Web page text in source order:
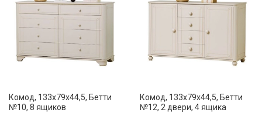
Комод, 133х79x44,5, Бетти
№10, 8 ящиков
Комод, 133х79x44,5, Бетти
№12, 2 двери, 4 ящика